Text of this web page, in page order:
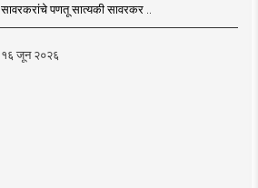
सावरकरांचे पणतू सात्यकी सावरकर ..
१६ जून २०२६